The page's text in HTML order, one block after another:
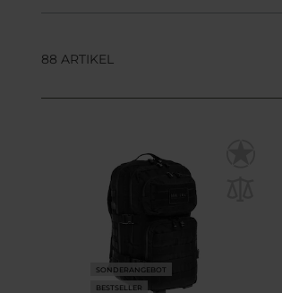
88 ARTIKEL
SONDERANGEBOT
BESTSELLER